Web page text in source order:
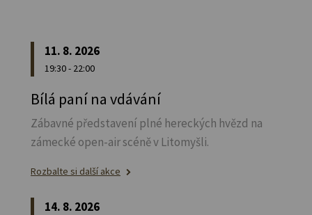
11. 8. 2026
19:30 - 22:00
Bílá paní na vdávání
Zábavné představení plné hereckých hvězd na
zámecké open-air scéně v Litomyšli.
Rozbalte si další akce
14. 8. 2026